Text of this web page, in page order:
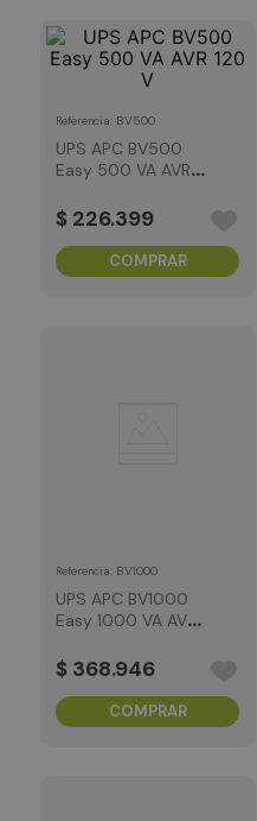
Referencia BV500
UPS APC BV500
Easy 500 VA AVR
$ 226.399
COMPRAR
Referencia BV1000
UPS APC BV1000
Easy 1000 VA AVR
$ 368.946
COMPRAR